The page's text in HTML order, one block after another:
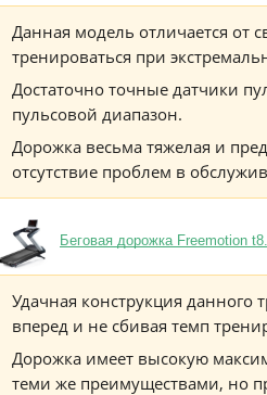
Данная модель отличается
тренироваться при
Достаточно точные датчики
пульсовой диапазон.
Дорожка весьма тяжелая и
отсутствие проблем в
Беговая дорожка Freemotion
Удачная конструкция данного
вперед и не сбивая темп
Дорожка имеет высокую
теми же преимуществами, но